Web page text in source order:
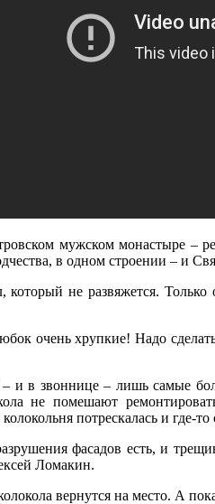
мужском монастыре –
в одном строении – и
который не развяжется.
очень хрупкие! Надо
– и в звоннице – лишь самые
не помешают
потрескалась и где-
фасадов есть, и
Ломакин.
вернутся на место. А